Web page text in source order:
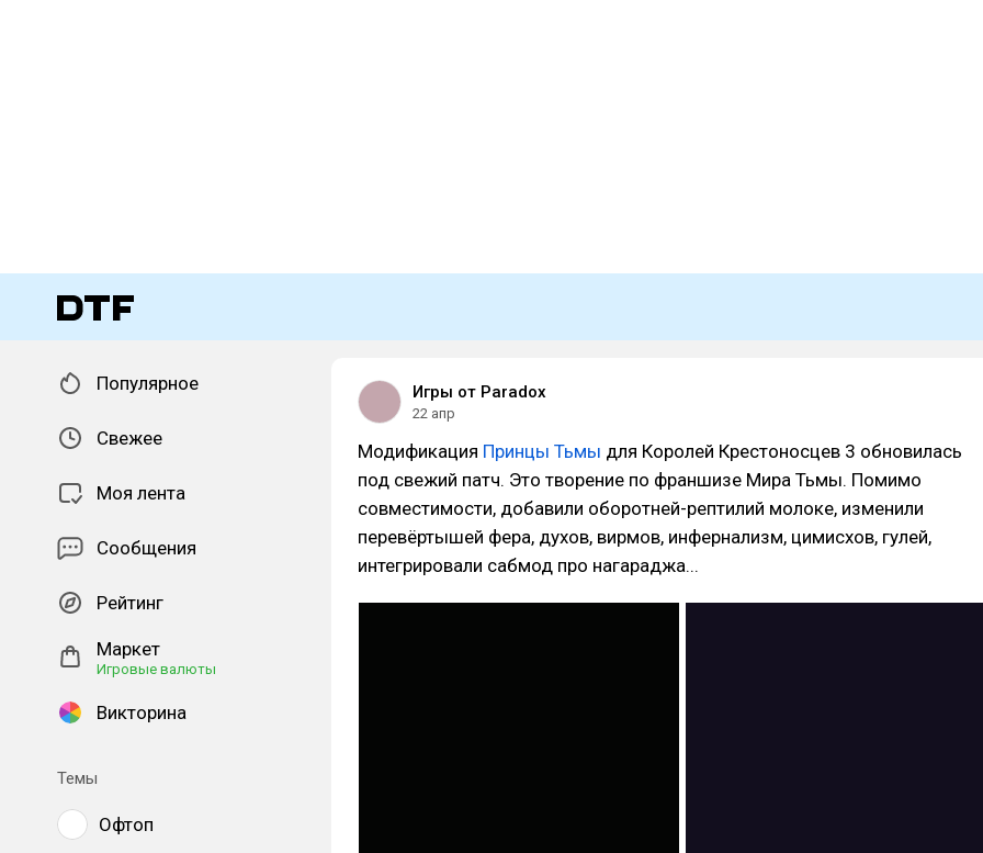
Популярное
Свежее
Моя лента
Сообщения
Рейтинг
Маркет
Игровые валюты
Викторина
Темы
Офтоп
Игры от Paradox
22 апр
Модификация Принцы Тьмы для Королей Крестоносцев 3 обновилась
под свежий патч. Это творение по франшизе Мира Тьмы. Помимо
совместимости, добавили оборотней-рептилий молоке, изменили
перевёртышей фера, духов, вирмов, инфернализм, цимисхов, гулей,
интегрировали сабмод про нагараджа...